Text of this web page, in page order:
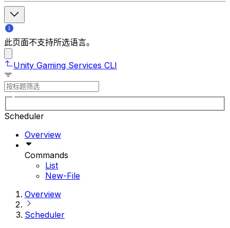
此页面不支持所选语言。
Unity Gaming Services CLI
Scheduler
Overview
Commands
List
New-File
Overview
Scheduler